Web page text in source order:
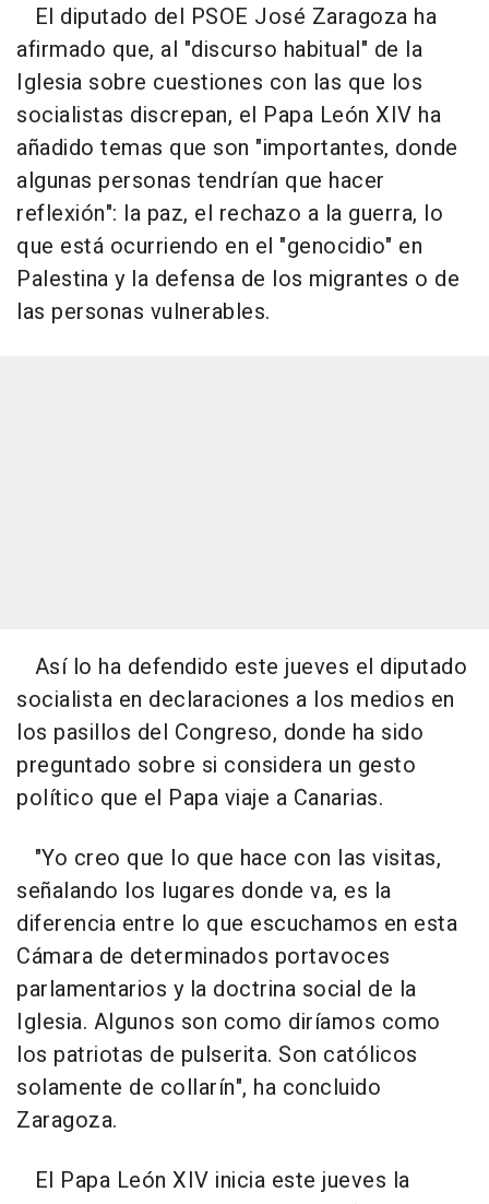
El diputado del PSOE José Zaragoza ha
afirmado que, al "discurso habitual" de la
Iglesia sobre cuestiones con las que los
socialistas discrepan, el Papa León XIV ha
añadido temas que son "importantes, donde
algunas personas tendrían que hacer
reflexión": la paz, el rechazo a la guerra, lo
que está ocurriendo en el "genocidio" en
Palestina y la defensa de los migrantes o de
las personas vulnerables.
Así lo ha defendido este jueves el diputado
socialista en declaraciones a los medios en
los pasillos del Congreso, donde ha sido
preguntado sobre si considera un gesto
político que el Papa viaje a Canarias.
"Yo creo que lo que hace con las visitas,
señalando los lugares donde va, es la
diferencia entre lo que escuchamos en esta
Cámara de determinados portavoces
parlamentarios y la doctrina social de la
Iglesia. Algunos son como diríamos como
los patriotas de pulserita. Son católicos
solamente de collarín", ha concluido
Zaragoza.
El Papa León XIV inicia este jueves la